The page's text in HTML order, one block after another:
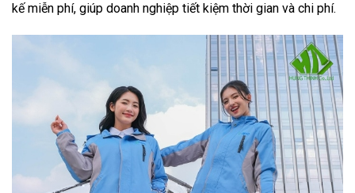
kế miễn phí, giúp doanh nghiệp tiết kiệm thời gian và chi phí.